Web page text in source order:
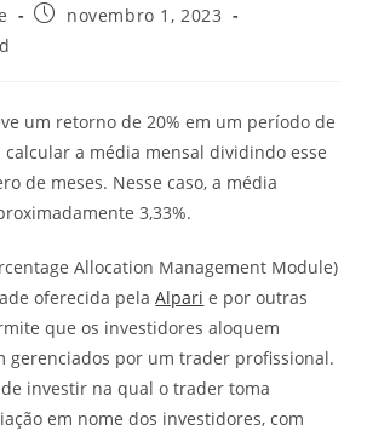
Postnovembro 1, 2023
um retorno de 20% em um período de
calcular a média mensal dividindo esse
de meses. Nesse caso, a média
3,33%.
Allocation Management Module)
oferecida pelaAlpari e por outras
que os investidores aloquem
gerenciados por um trader profissional.
investir na qual o trader toma
em nome dos investidores, com